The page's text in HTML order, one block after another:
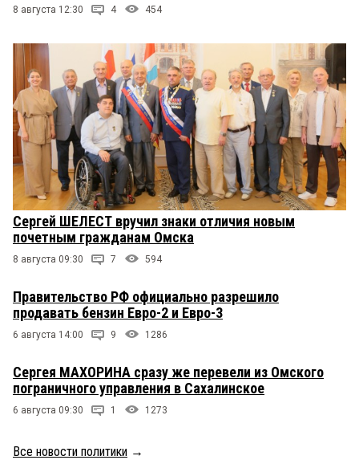
8 августа 12:30 4 454
Сергей ШЕЛЕСТ вручил знаки отличия новым
почетным гражданам Омска
8 августа 09:30 7 594
Правительство РФ официально разрешило
продавать бензин Евро-2 и Евро-3
6 августа 14:00 9 1286
Сергея МАХОРИНА сразу же перевели из Омского
пограничного управления в Сахалинское
6 августа 09:30 1 1273
Все новости политики →